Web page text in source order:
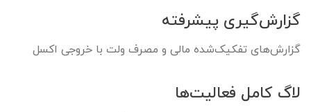
گزارش‌گیری پیشرفته
گزارش‌های تفکیک‌شده مالی و مصرف ولت با خروجی اکسل
لاگ کامل فعالیت‌ها